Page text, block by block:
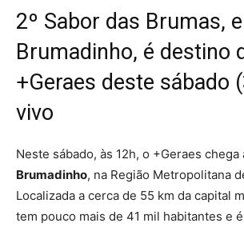
2º Sabor das Brumas,
Brumadinho, é destino
+Geraes deste sábado
vivo
Neste sábado, às 12h, o +Geraes chega
Brumadinho, na Região Metropolitana
Localizada a cerca de 55 km da capital
tem pouco mais de 41 mil habitantes e